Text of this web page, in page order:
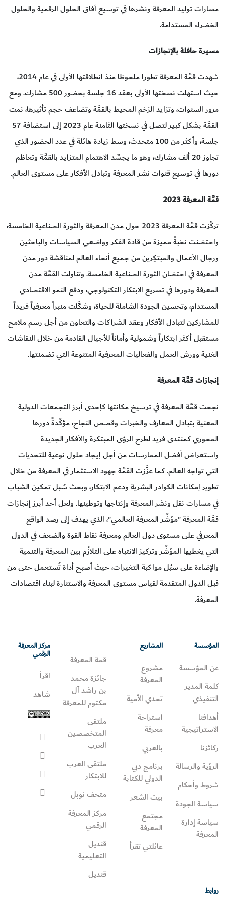
مسارات توليد المعرفة ونشرها في توسيع آفاق الحلول الرقمية والحلول
الخضراء المستدامة.
مسيرة حافلة بالإنجازات
شهدت قمَّة المعرفة تطوراً ملحوظاً منذ انطلاقتها الأولى في عام 2014،
حيث استهلت نسختها الأولى بعقد 16 جلسة بحضور 500 مشارك. ومع
مرور السنوات، وتزايد الزخم المحيط بالقمَّة وتضاعف حجم تأثيرها، نمت
القمَّة بشكل كبير لتصل في نسختها الثامنة عام 2023 إلى استضافة 57
جلسة، وأكثر من 100 متحدث، وسط زيادة هائلة في عدد الحضور الذي
تجاوز 20 ألف مشارك، وهو ما يجسِّد الاهتمام المتزايد بالقمَّة وتعاظم
دورها في توسيع قنوات نشر المعرفة وتبادل الأفكار على مستوى العالم.
قمَّة المعرفة 2023
تركَّزت قمَّة المعرفة 2023 حول مدن المعرفة والثورة الصناعية الخامسة،
واحتضنت نخبةً مميزة من قادة الفكر وواضعي السياسات والباحثين
ورجال الأعمال والمبتكِرين من جميع أنحاء العالم لمناقشة دور مدن
المعرفة في احتضان الثورة الصناعية الخامسة. وتناولت القمَّة مدن
المعرفة ودورها في تسريع الابتكار التكنولوجي، ودفع النمو الاقتصادي
المستدام، وتحسين الجودة الشاملة للحياة، وشكَّلت منبراً معرفياً فريداً
للمشاركين لتبادل الأفكار وعقد الشراكات والتعاون من أجل رسم ملامح
مستقبل أكثر ابتكاراً وشمولية وأماناً للأجيال القادمة من خلال النقاشات
الغنية وورش العمل والفعاليات المعرفية المتنوعة التي تضمنتها.
إنجازات قمَّة المعرفة
نجحت قمَّة المعرفة في ترسيخ مكانتها كإحدى أبرز التجمعات الدولية
المعنية بتبادل المعارف والخبرات وقصص النجاح، مؤكِّدةً دورها
المحوري كمنتدى فريد لطرح الرؤى المبتكرة والأفكار الجديدة
واستعراض أفضل الممارسات من أجل إيجاد حلول نوعية للتحديات
التي تواجه العالم. كما عزَّزت القمَّة جهود الاستثمار في المعرفة من خلال
تطوير إمكانات الكوادر البشرية ودعم الابتكار، وبحث سُبل تمكين الشباب
في مسارات نقل ونشر المعرفة وإنتاجها وتوطينها. ولعل أحد أبرز إنجازات
قمَّة المعرفة "مؤشِّر المعرفة العالمي"، الذي يهدف إلى رصد الواقع
المعرفي على مستوى دول العالم ومعرفة نقاط القوة والضعف في الدول
التي يغطيها المؤشِّر وتركيز الانتباه على التلازُم بين المعرفة والتنمية
والإضاءة على سبُل مواكبة التغيرات، حيث أصبح أداة تُستَعمل حتى من
قبل الدول المتقدمة لقياس مستوى المعرفة والاستنارة لبناء اقتصادات
المعرفة.
المؤسسة
عن المؤسسة
كلمة المدير
التنفيذي
أهدافنا
الاستراتيجية
ركائزنا
الرؤية والرسالة
شروط وأحكام
سياسة الجودة
سياسة إدارة
المعرفة
المشاريع
مشروع
المعرفة
تحدي الأمية
استراحة
معرفة
بالعربي
برنامج دبي
الدولي للكتابة
بيت الشعر
مجتمع
المعرفة
عائلتي تقرأ‎
قمة المعرفة
جائزة محمد
بن راشد آل
مكتوم للمعرفة
ملتقى
المتخصصين
العرب
ملتقى العرب
للابتكار
متحف نوبل
مركز المعرفة
الرقمي
قنديل
التعليمية
قنديل
مركز المعرفة
الرقمي
اقرأ
شاهد
روابط